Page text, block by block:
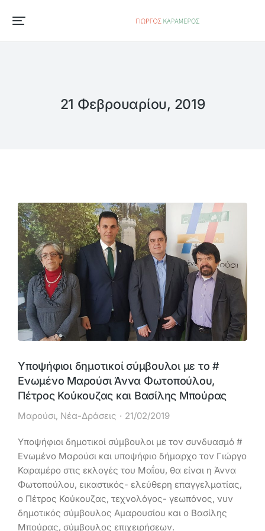
21 Φεβρουαρίου, 2019
Υποψήφιοι δημοτικοί σύμβουλοι με το #
Ενωμένο Μαρούσι Άννα Φωτοπούλου,
Πέτρος Κούκουζας και Βασίλης Μπούρας
Μαρούσι, Νέα-Δράσεις 21/02/2019
Υποψήφιοι δημοτικοί σύμβουλοι με τον συνδυασμό #
Ενωμένο Μαρούσι και υποψήφιο δήμαρχο τον Γιώργο
Καραμέρο στις εκλογές του Μαΐου, θα είναι η Άννα
Φωτοπούλου, εικαστικός- ελεύθερη επαγγελματίας,
o Πέτρος Κούκουζας, τεχνολόγος- γεωπόνος, νυν
δημοτικός σύμβουλος Αμαρουσίου και ο Βασίλης
Μπούρας, σύμβουλος επιχειρήσεων.